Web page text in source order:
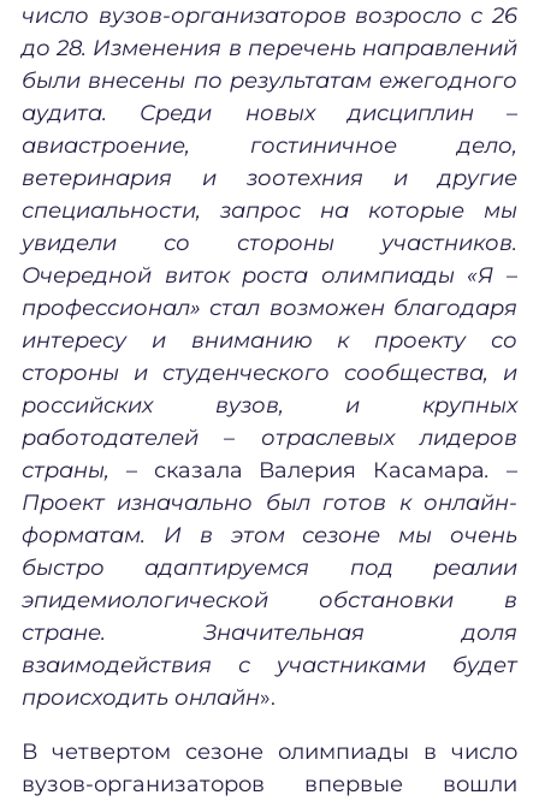
число вузов-организаторов возросло с 26
до 28. Изменения в перечень направлений
были внесены по результатам ежегодного
аудита. Среди новых дисциплин –
авиастроение, гостиничное дело,
ветеринария и зоотехния и другие
специальности, запрос на которые мы
увидели со стороны участников.
Очередной виток роста олимпиады «Я –
профессионал» стал возможен благодаря
интересу и вниманию к проекту со
стороны и студенческого сообщества, и
российских вузов, и крупных
работодателей– отраслевых лидеров
страны, – сказала Валерия Касамара. –
Проект изначально был готов к онлайн-
форматам. И в этом сезоне мы очень
быстро адаптируемся под реалии
эпидемиологической обстановки в
стране. Значительная доля
взаимодействия с участниками будет
происходить онлайн».
В четвертом сезоне олимпиады в число
вузов-организаторов впервые вошли